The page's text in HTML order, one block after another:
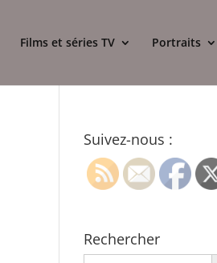
Films et séries TV Portraits
Suivez-nous :
Rechercher
Search